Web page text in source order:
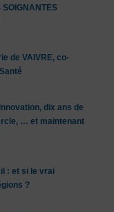
de VAIVRE, co-
dix ans de
… et maintenant
: et si le vrai
?